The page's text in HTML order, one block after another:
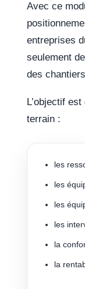
Avec ce
entreprises
seulement
des
L’objectif
terrain :
les
les
les
les
la
la